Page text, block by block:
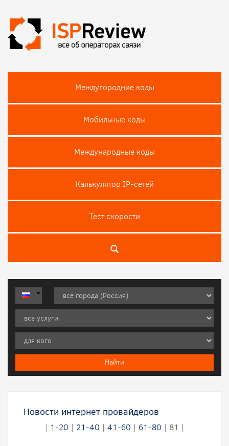
Междугородние коды
Мобильные коды
Международные коды
Калькулятор IP-сетей
Тест скороcти
Новости интернет провайдеров
| 1-20 | 21-40 | 41-60 | 61-80 | 81 |